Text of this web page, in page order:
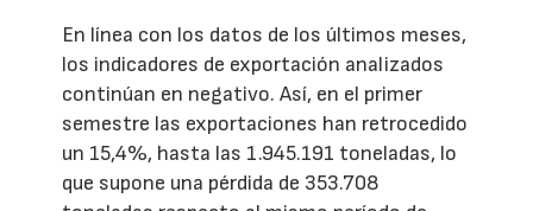
En línea con los datos de los últimos meses,
los indicadores de exportación analizados
continúan en negativo. Así, en el primer
semestre las exportaciones han retrocedido
un 15,4%, hasta las 1.945.191 toneladas, lo
que supone una pérdida de 353.708